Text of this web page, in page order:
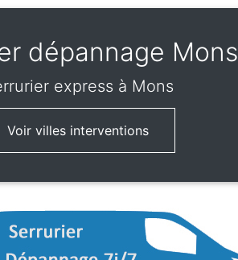
dépannage Mons
express à Mons
Voir villes interventions